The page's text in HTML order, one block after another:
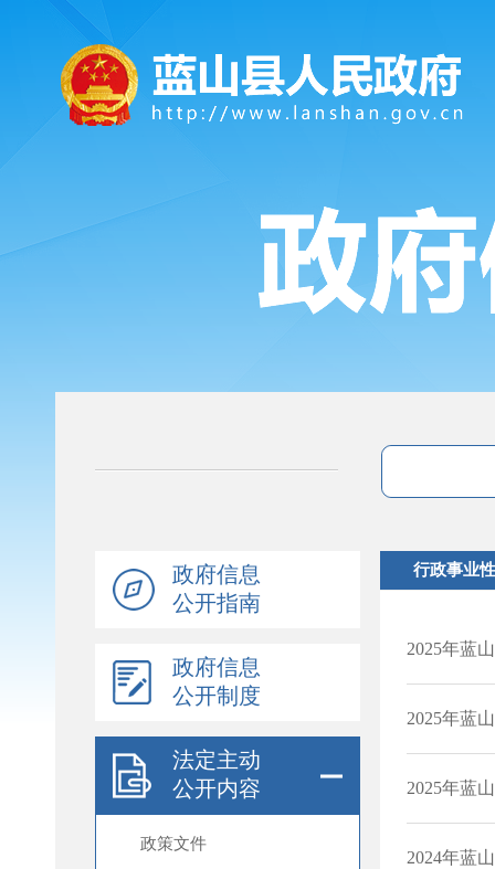
政府信息
公开指南
政府信息
公开制度
法定主动
公开内容
政策文件